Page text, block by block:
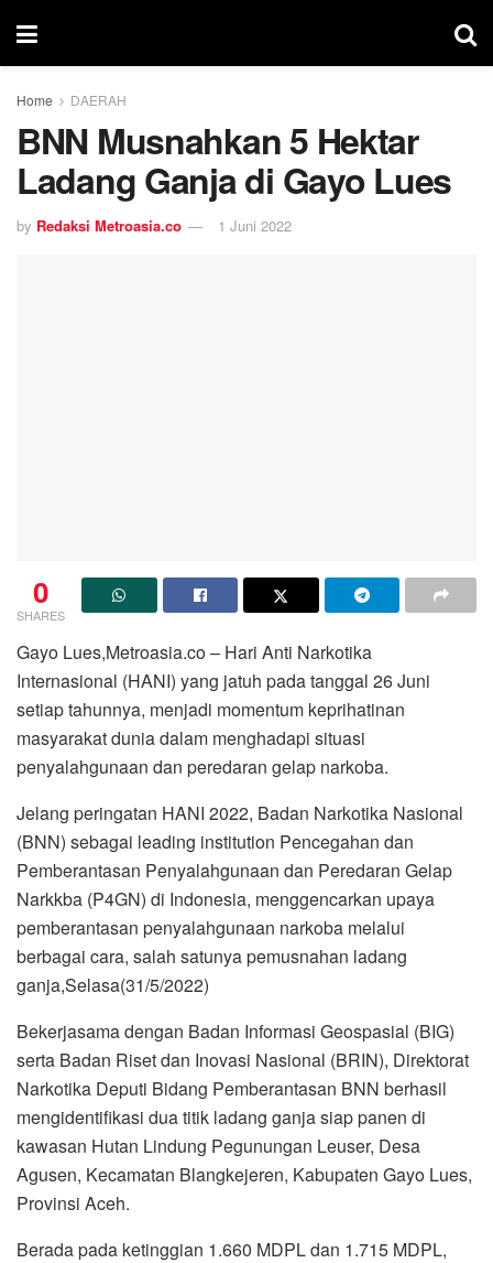
Home DAERAH
BNN Musnahkan 5 Hektar
Ladang Ganja di Gayo Lues
by Redaksi Metroasia.co 1 Juni 2022
0
SHARES
Gayo Lues,Metroasia.co – Hari Anti Narkotika
Internasional (HANI) yang jatuh pada tanggal 26 Juni
setiap tahunnya, menjadi momentum keprihatinan
masyarakat dunia dalam menghadapi situasi
penyalahgunaan dan peredaran gelap narkoba.
Jelang peringatan HANI 2022, Badan Narkotika Nasional
(BNN) sebagai leading institution Pencegahan dan
Pemberantasan Penyalahgunaan dan Peredaran Gelap
Narkkba (P4GN) di Indonesia, menggencarkan upaya
pemberantasan penyalahgunaan narkoba melalui
berbagai cara, salah satunya pemusnahan ladang
ganja,Selasa(31/5/2022)
Bekerjasama dengan Badan Informasi Geospasial (BIG)
serta Badan Riset dan Inovasi Nasional (BRIN), Direktorat
Narkotika Deputi Bidang Pemberantasan BNN berhasil
mengidentifikasi dua titik ladang ganja siap panen di
kawasan Hutan Lindung Pegunungan Leuser, Desa
Agusen, Kecamatan Blangkejeren, Kabupaten Gayo Lues,
Provinsi Aceh.
Berada pada ketinggian 1.660 MDPL dan 1.715 MDPL,